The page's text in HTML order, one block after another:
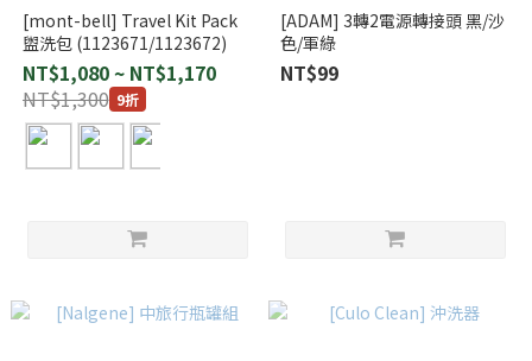
[mont-bell] Travel Kit Pack
盥洗包 (1123671/1123672)
NT$1,080 ~ NT$1,170
NT$1,300 9折
[ADAM] 3轉2電源轉接頭 黑/沙
色/軍綠
NT$99